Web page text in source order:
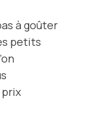
à goûter
petits